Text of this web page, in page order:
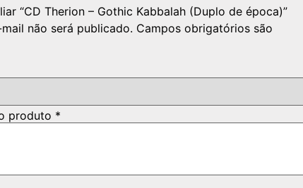
“CD Therion – Gothic Kabbalah (Duplo de época)”
não será publicado. Campos obrigatórios são
produto *